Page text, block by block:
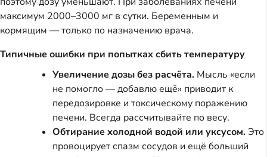
максимум 2000–3000 мг в сутки. Беременным и
кормящим — только по назначению врача.
Типичные ошибки при попытках сбить температуру
Увеличение дозы без расчёта. Мысль «если
не помогло — добавлю ещё» приводит к
передозировке и токсическому поражению
печени. Всегда рассчитывайте по весу.
Обтирание холодной водой или уксусом.Это
провоцирует спазм сосудов и ещё больший